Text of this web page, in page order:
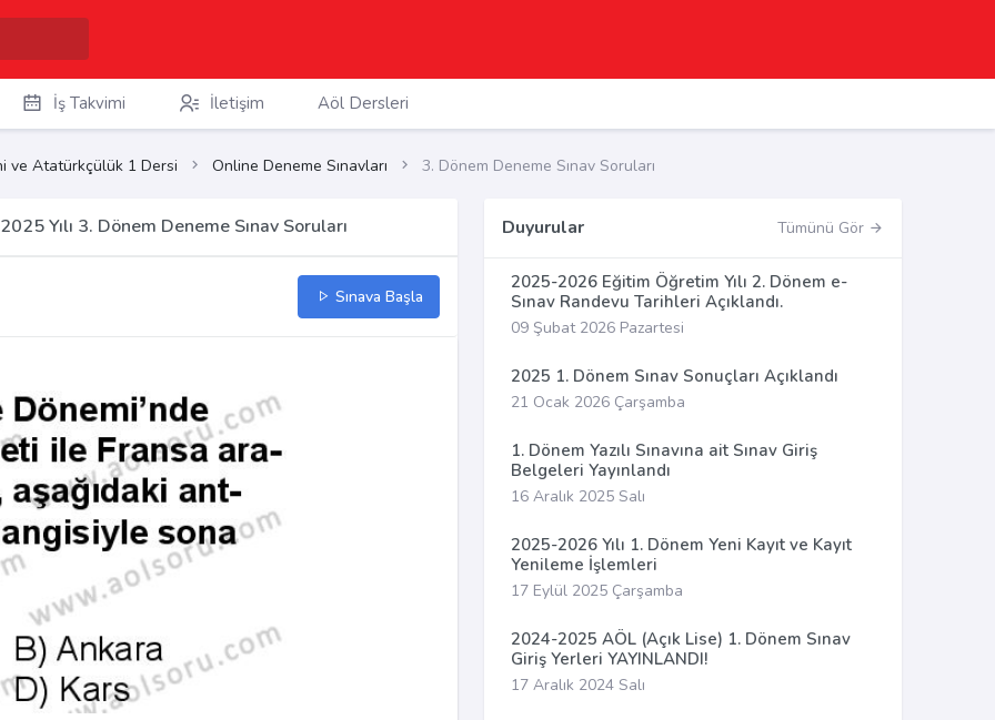
İş Takvimi İletişim Aöl Dersleri
ve Atatürkçülük 1 Dersi Online Deneme Sınavları 3. Dönem Deneme Sınav Soruları
Yılı 3. Dönem Deneme Sınav Soruları
Sınava Başla
Duyurular Tümünü Gör
2025-2026 Eğitim Öğretim Yılı 2. Dönem e-
Sınav Randevu Tarihleri Açıklandı.
09 Şubat 2026 Pazartesi
2025 1. Dönem Sınav Sonuçları Açıklandı
21 Ocak 2026 Çarşamba
1. Dönem Yazılı Sınavına ait Sınav Giriş
Belgeleri Yayınlandı
16 Aralık 2025 Salı
2025-2026 Yılı 1. Dönem Yeni Kayıt ve Kayıt
Yenileme İşlemleri
17 Eylül 2025 Çarşamba
2024-2025 AÖL (Açık Lise) 1. Dönem Sınav
Giriş Yerleri YAYINLANDI!
17 Aralık 2024 Salı